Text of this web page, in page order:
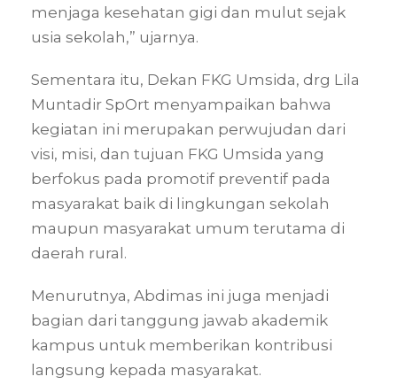
menjaga kesehatan gigi dan mulut sejak
usia sekolah,” ujarnya.
Sementara itu, Dekan FKG Umsida, drg Lila
Muntadir SpOrt menyampaikan bahwa
kegiatan ini merupakan perwujudan dari
visi, misi, dan tujuan FKG Umsida yang
berfokus pada promotif preventif pada
masyarakat baik di lingkungan sekolah
maupun masyarakat umum terutama di
daerah rural.
Menurutnya, Abdimas ini juga menjadi
bagian dari tanggung jawab akademik
kampus untuk memberikan kontribusi
langsung kepada masyarakat.